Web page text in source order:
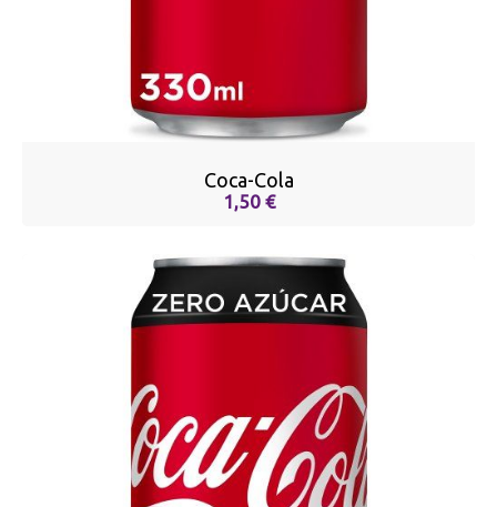
Coca-Cola
1,50 €